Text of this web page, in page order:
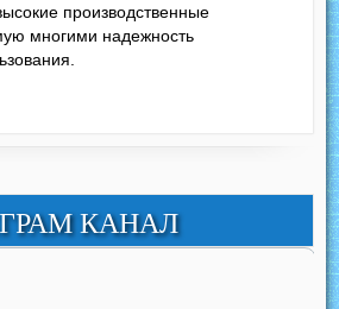
производственные
многими надежность
КАНАЛ